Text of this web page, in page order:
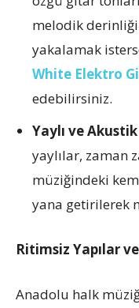
melodik
yakalamak
White Elektro
edebilirsiniz.
Yaylı ve
yaylılar, zaman
müziğindeki
yana getirilerek
Ritimsiz Yapılar
Anadolu halk